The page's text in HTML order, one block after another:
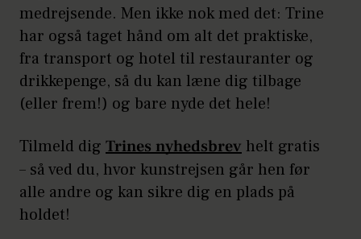
medrejsende. Men ikke nok med det: Trine
har også taget hånd om alt det praktiske,
fra transport og hotel til restauranter og
drikkepenge, så du kan læne dig tilbage
(eller frem!) og bare nyde det hele!
Tilmeld dig Trines nyhedsbrev helt gratis
– så ved du, hvor kunstrejsen går hen før
alle andre og kan sikre dig en plads på
holdet!